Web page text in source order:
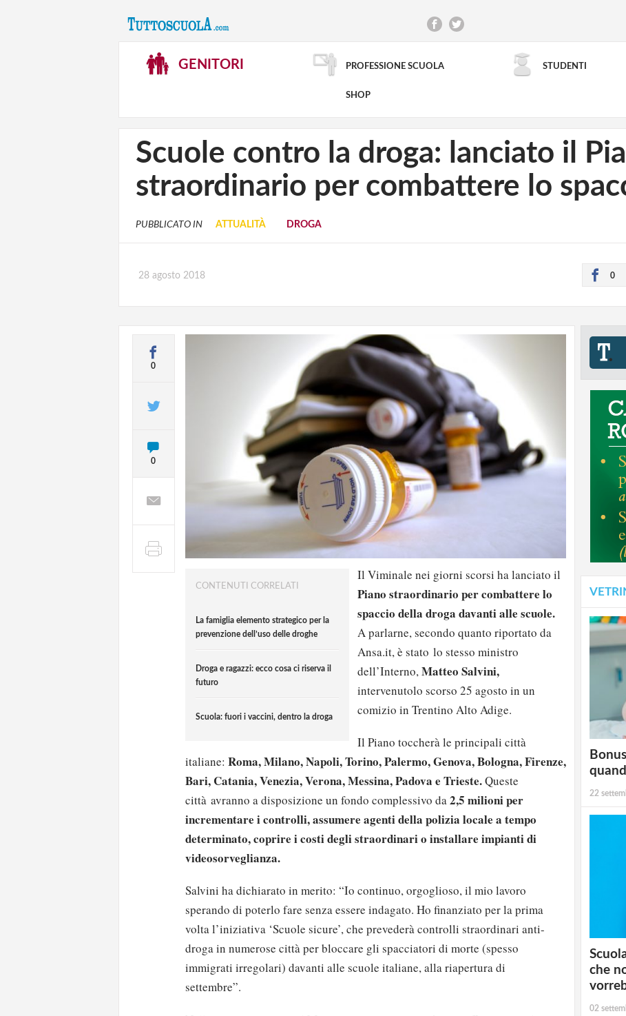
GENITORI PROFESSIONE SCUOLA STUDENTI
SHOP
Scuole contro la droga: lanciato il
straordinario per combattere lo
PUBBLICATO IN ATTUALITÀ DROGA
28 agosto 2018 0
0
0
CONTENUTI CORRELATI
La famiglia elemento strategico per la
prevenzione dell’uso delle droghe
Droga e ragazzi: ecco cosa ci riserva il
futuro
Scuola: fuori i vaccini, dentro la droga
Il Viminale nei giorni scorsi ha lanciato il
Piano straordinario per combattere lo
spaccio della droga davanti alle scuole.
A parlarne, secondo quanto riportato da
Ansa.it, è stato lo stesso ministro
dell’Interno,Matteo Salvini,
intervenutolo scorso 25 agosto in un
comizio in Trentino Alto Adige.
Il Piano toccherà le principali città
italiane: Roma, Milano, Napoli, Torino, Palermo, Genova, Bologna, Firenze,
Bari, Catania, Venezia, Verona, Messina, Padova e Trieste.Queste
città avranno a disposizione un fondo complessivo da2,5 milioni per
incrementare i controlli, assumere agenti della polizia locale a tempo
determinato, coprire i costi degli straordinari o installare impianti di
videosorveglianza.
Salvini ha dichiarato in merito: “Io continuo, orgoglioso, il mio lavoro
sperando di poterlo fare senza essere indagato. Ho finanziato per la prima
volta l’iniziativa ‘Scuole sicure’, che prevederà controlli straordinari anti-
droga in numerose città per bloccare gli spacciatori di morte (spesso
immigrati irregolari) davanti alle scuole italiane, alla riapertura di
settembre”.
22
che
02